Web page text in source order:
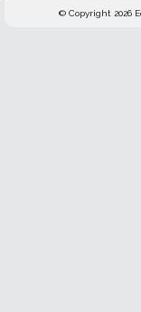
© Copyright 2026